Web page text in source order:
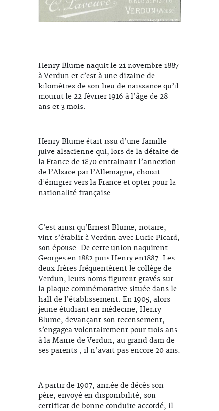
Henry Blume naquit le 21 novembre 1887
à Verdun et c’est à une dizaine de
kilomètres de son lieu de naissance qu’il
mourut le 22 février 1916 à l’âge de 28
ans et 3 mois.
Henry Blume était issu d’une famille
juive alsacienne qui, lors de la défaite de
la France de 1870 entrainant l’annexion
de l’Alsace par l’Allemagne, choisit
d’émigrer vers la France et opter pour la
nationalité française.
C’est ainsi qu’Ernest Blume, notaire,
vint s’établir à Verdun avec Lucie Picard,
son épouse. De cette union naquirent
Georges en 1882 puis Henry en1887. Les
deux frères fréquentèrent le collège de
Verdun, leurs noms figurent gravés sur
la plaque commémorative située dans le
hall de l’établissement. En 1905, alors
jeune étudiant en médecine, Henry
Blume, devançant son recensement,
s’engagea volontairement pour trois ans
à la Mairie de Verdun, au grand dam de
ses parents ; il n’avait pas encore 20 ans.
A partir de 1907, année de décès son
père, envoyé en disponibilité, son
certificat de bonne conduite accordé, il